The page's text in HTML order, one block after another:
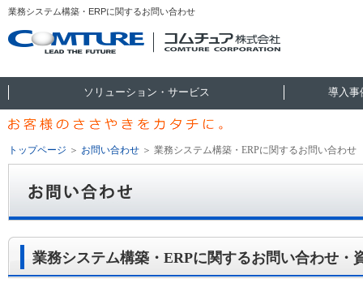
業務システム構築・ERPに関するお問い合わせ
ソリューション・サービス 導入事
トップページ ＞ お問い合わせ ＞ 業務システム構築・ERPに関するお問い合わせ
業務システム構築・ERPに関するお問い合わせ・